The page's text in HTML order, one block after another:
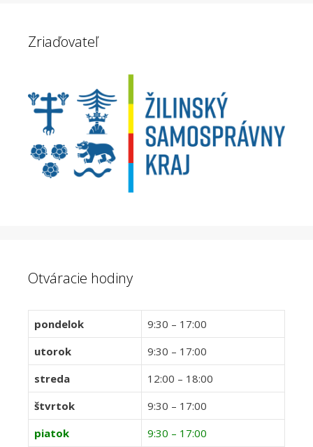
Zriaďovateľ
Otváracie hodiny
pondelok
9:30 – 17:00
utorok
9:30 – 17:00
streda
12:00 – 18:00
štvrtok
9:30 – 17:00
piatok
9:30 – 17:00